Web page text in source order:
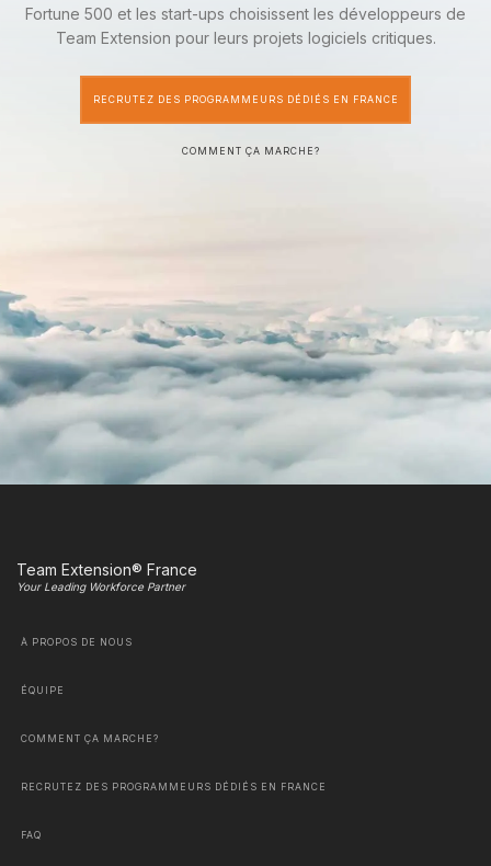
Fortune 500 et les start-ups choisissent les développeurs de
Team Extension pour leurs projets logiciels critiques.
RECRUTEZ DES PROGRAMMEURS DÉDIÉS EN FRANCE
COMMENT ÇA MARCHE?
Team Extension® France
Your Leading Workforce Partner
À PROPOS DE NOUS
ÉQUIPE
COMMENT ÇA MARCHE?
RECRUTEZ DES PROGRAMMEURS DÉDIÉS EN FRANCE
FAQ